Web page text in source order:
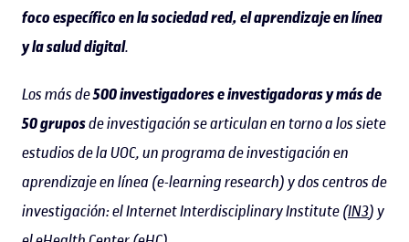
foco específico en la sociedad red, el aprendizaje en línea
y la salud digital.
Los más de500 investigadores e investigadoras y más de
50 gruposde investigación se articulan en torno a los siete
estudios de la UOC, un programa de investigación en
aprendizaje en línea (e-learning research) y dos centros de
investigación: el Internet Interdisciplinary Institute (IN3) y